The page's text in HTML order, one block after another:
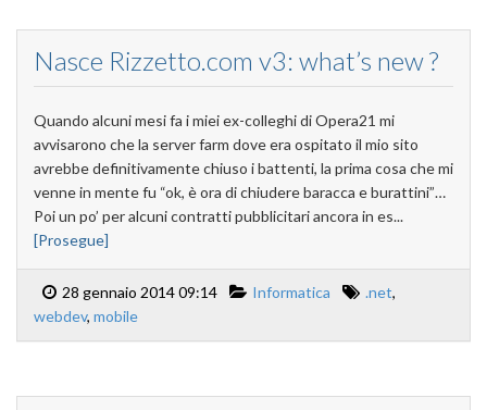
Nasce Rizzetto.com v3: what’s new ?
Quando alcuni mesi fa i miei ex-colleghi di Opera21 mi
avvisarono che la server farm dove era ospitato il mio sito
avrebbe definitivamente chiuso i battenti, la prima cosa che mi
venne in mente fu “ok, è ora di chiudere baracca e burattini”…
Poi un po’ per alcuni contratti pubblicitari ancora in es...
[Prosegue]
28 gennaio 2014 09:14 Informatica .net,
webdev, mobile